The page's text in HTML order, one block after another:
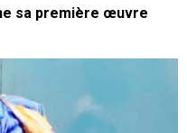
sa première œuvre